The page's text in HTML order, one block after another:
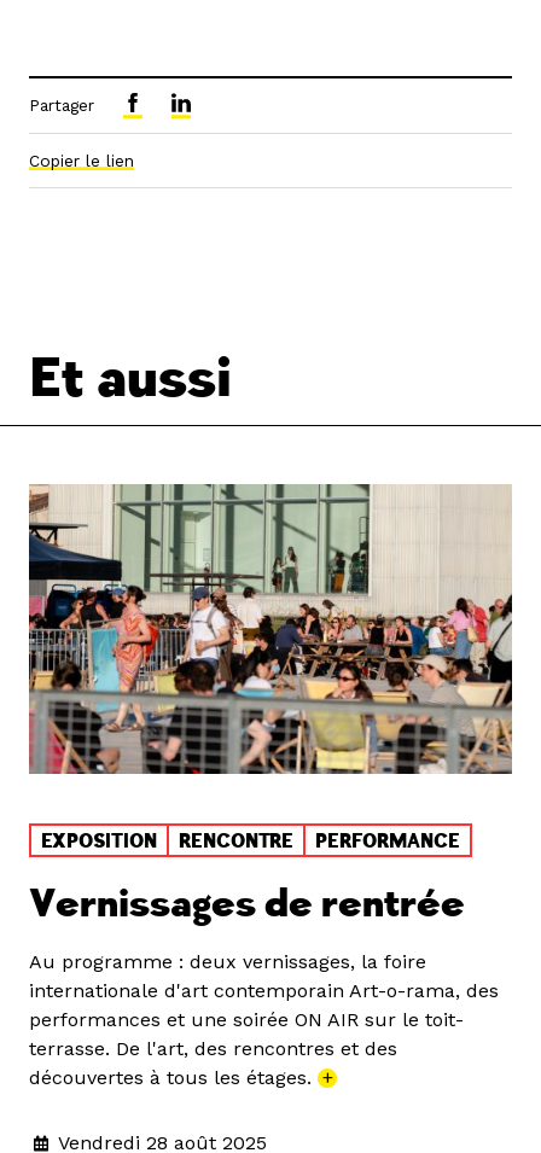
Partager
Copier le lien
Et aussi
EXPOSITION RENCONTRE PERFORMANCE
Vernissages de rentrée
Au programme : deux vernissages, la foire
internationale d'art contemporain Art-o-rama, des
performances et une soirée ON AIR sur le toit-
terrasse. De l'art, des rencontres et des
découvertes à tous les étages. +
Vendredi 28 août 2025